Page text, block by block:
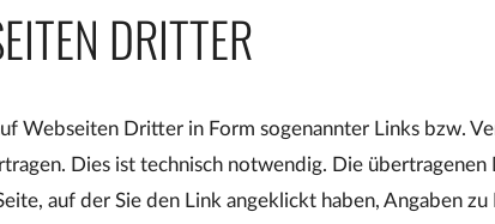
DRITTER
Webseiten Dritter in Form sogenannter Links bzw.
Dies ist technisch notwendig. Die
auf der Sie den Link angeklickt haben, Angaben